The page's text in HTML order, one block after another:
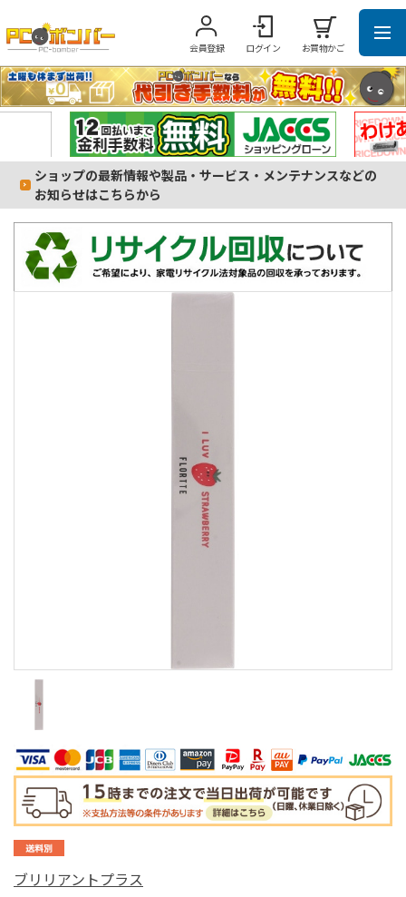
会員登録 ログイン お買物かご
ショップの最新情報や製品・サービス・メンテナンスなどの
お知らせはこちらから
ブリリアントプラス